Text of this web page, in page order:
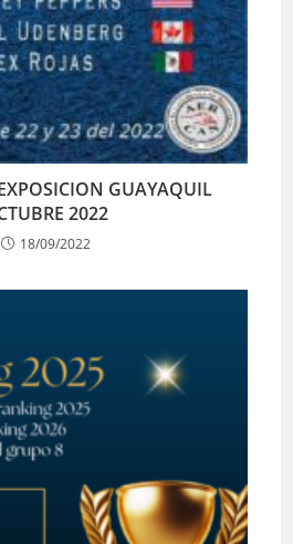
GUAYAQUIL
2022
18/09/2022